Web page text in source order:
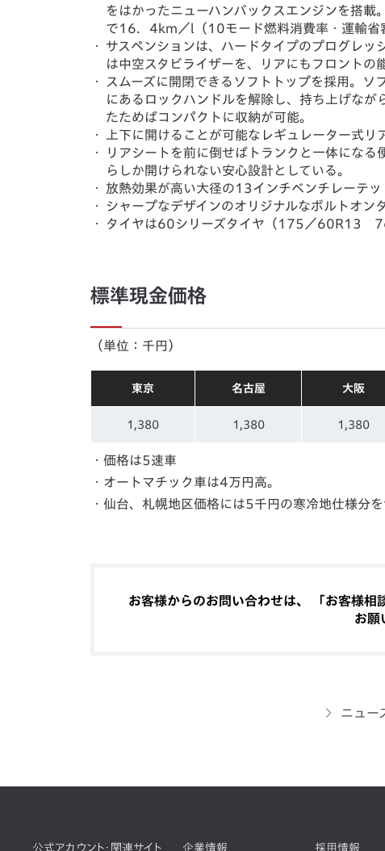
をはかったニューハンバックスエンジンを搭
で16．4km／l（10モード燃料消費率・運輸省
・
サスペンションは、ハードタイプのプログレッ
は中空スタビライザーを、リアにもフロントの
・
スムーズに開閉できるソフトトップを採用。
にあるロックハンドルを解除し、持ち上げなが
たためばコンパクトに収納が可能。
・
上下に開けることが可能なレギュレーター式リ
・
リアシートを前に倒せばトランクと一体にな
らしか開けられない安心設計としている。
・
放熱効果が高い大径の13インチベンチレーテッ
・
シャープなデザインのオリジナルなボルトオン
・
タイヤは60シリーズタイヤ（175／60R13
標準現金価格
（単位：千円）
東京 名古屋 大阪
1,380 1,380 1,380
・価格は5速車
・オートマチック車は4万円高。
・仙台、札幌地区価格には5千円の寒冷地仕様分を
お客様からのお問い合わせは、 「お客様
お願
ニュー
公式アカウント・関連サイト 企業情報 採用情報